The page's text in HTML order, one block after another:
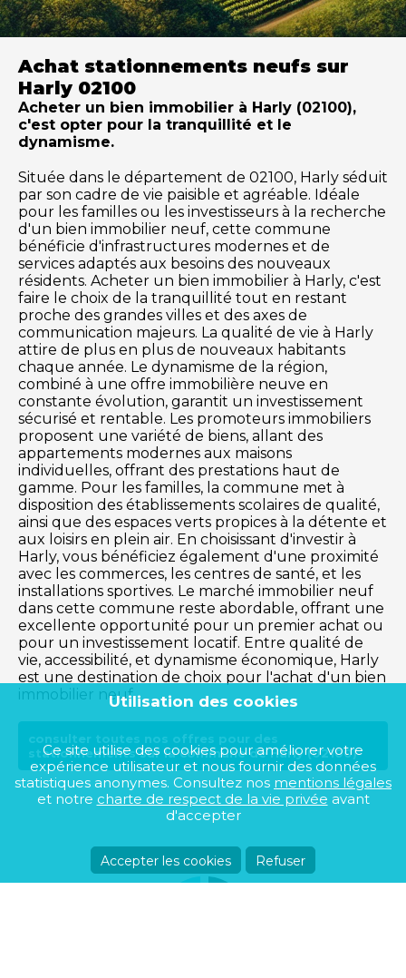
Achat stationnements neufs sur
Harly 02100
Acheter un bien immobilier à Harly (02100),
c'est opter pour la tranquillité et le
dynamisme.
Située dans le département de 02100, Harly séduit
par son cadre de vie paisible et agréable. Idéale
pour les familles ou les investisseurs à la recherche
d'un bien immobilier neuf, cette commune
bénéficie d'infrastructures modernes et de
services adaptés aux besoins des nouveaux
résidents. Acheter un bien immobilier à Harly, c'est
faire le choix de la tranquillité tout en restant
proche des grandes villes et des axes de
communication majeurs. La qualité de vie à Harly
attire de plus en plus de nouveaux habitants
chaque année. Le dynamisme de la région,
combiné à une offre immobilière neuve en
constante évolution, garantit un investissement
sécurisé et rentable. Les promoteurs immobiliers
proposent une variété de biens, allant des
appartements modernes aux maisons
individuelles, offrant des prestations haut de
gamme. Pour les familles, la commune met à
disposition des établissements scolaires de qualité,
ainsi que des espaces verts propices à la détente et
aux loisirs en plein air. En choisissant d'investir à
Harly, vous bénéficiez également d'une proximité
avec les commerces, les centres de santé, et les
installations sportives. Le marché immobilier neuf
dans cette commune reste abordable, offrant une
excellente opportunité pour un premier achat ou
pour un investissement locatif. Entre qualité de
vie, accessibilité, et dynamisme économique, Harly
est une destination de choix pour l'achat d'un bien
immobilier neuf.
consulter toutes nos offres pour des
stationnements sur la commune de Harly (02100)
Utilisation des cookies
Ce site utilise des cookies pour améliorer votre
expérience utilisateur et nous fournir des données
statistiques anonymes. Consultez nos mentions légales
et notre charte de respect de la vie privée avant
d'accepter
Accepter les cookies Refuser